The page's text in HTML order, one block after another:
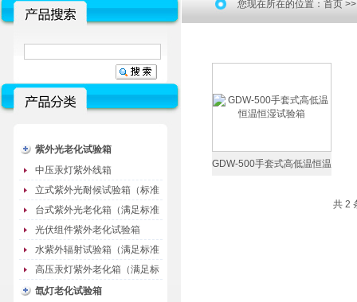
紫外光老化试验箱
中压汞灯紫外线箱
立式紫外光耐候试验箱（标准
型）
台式紫外光老化箱（满足标准
GB/T16776）
光伏组件紫外老化试验箱
水紫外辐射试验箱（满足标准
JC485-1992）
高压汞灯紫外老化箱（满足标
准GB/T16777）
氙灯老化试验箱
您现在所在的位置： 首页
GDW-500手套式高低温恒温
共 2